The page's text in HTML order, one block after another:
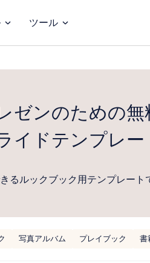
ツール
ゼンのための
イドテンプレー
るルックブック用テンプレート
写真アルバム プレイブック 書